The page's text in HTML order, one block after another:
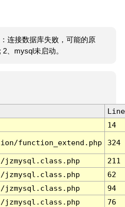
连接数据库失败，可能的原
、mysql未启动。
Line
14
function_extend.php 324
jzmysql.class.php
211
jzmysql.class.php
62
jzmysql.class.php
94
jzmysql.class.php 76